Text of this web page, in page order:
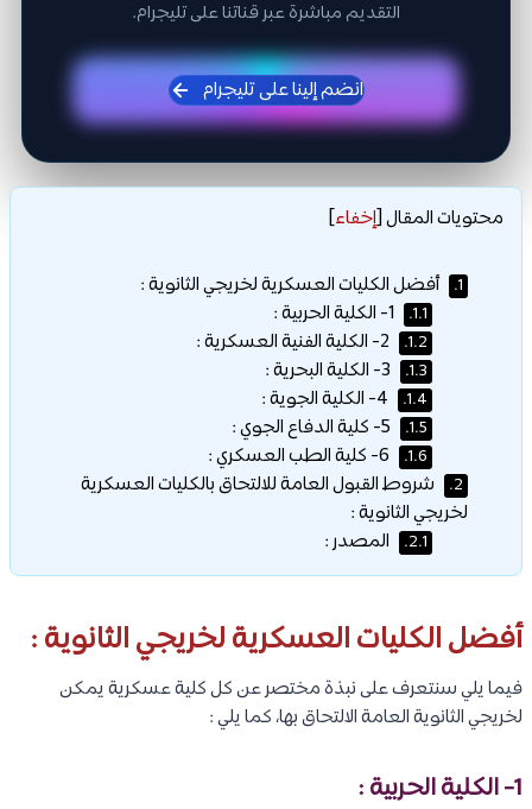
التقديم مباشرة عبر قناتنا على تليجرام.
انضم إلينا على تليجرام
محتويات المقال[إخفاء]
1. أفضل الكليات العسكرية لخريجي الثانوية :
1.1.
1.2.
1.3.
1.4.
1.5.
1.6.
2.
شروط القبول العامة للالتحاق بالكليات العسكرية
لخريجي الثانوية :
2.1. المصدر :
أفضل الكليات العسكرية لخريجي الثانوية :
فيما يلي سنتعرف على نبذة مختصر عن كل كلية عسكرية يمكن
لخريجي الثانوية العامة الالتحاق بها، كما يلي :
1- الكلية الحربية :